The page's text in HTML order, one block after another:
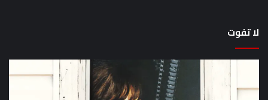
لا تفوت
الذي